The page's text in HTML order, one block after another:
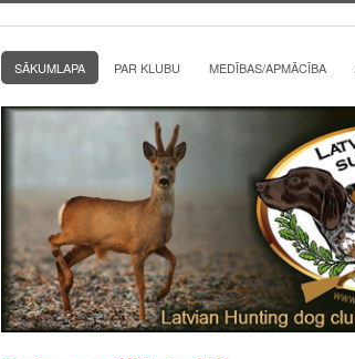
SĀKUMLAPA PAR KLUBU MEDĪBAS/APMĀCĪBA